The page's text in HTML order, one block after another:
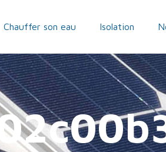
Chauffer son eau Isolation